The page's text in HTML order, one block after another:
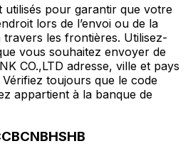
utilisés pour garantir que votre
lors de l’envoi ou de la
travers les frontières. Utilisez-
vous souhaitez envoyer de
CO.,LTD adresse, ville et pays
toujours que le code
appartient à la banque de